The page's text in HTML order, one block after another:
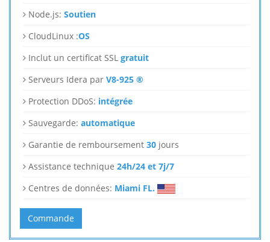
Node.js: Soutien
CloudLinux :OS
Inclut un certificat SSL gratuit
Serveurs Idera par V8-925 ®
Protection DDoS: intégrée
Sauvegarde: automatique
Garantie de remboursement 30 jours
Assistance technique 24h/24 et 7j/7
Centres de données: Miami FL.
Commande